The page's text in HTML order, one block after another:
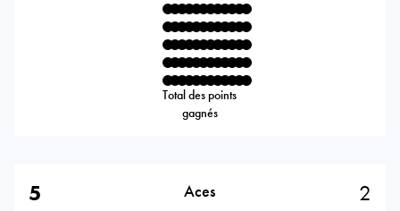
Total des points
gagnés
5 Aces 2